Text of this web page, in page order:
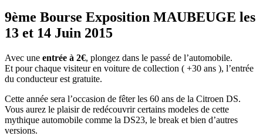
9ème Bourse Exposition MAUBEUGE les
13 et 14 Juin 2015
Avec une entrée à 2€, plongez dans le passé de l’automobile.
Et pour chaque visiteur en voiture de collection ( +30 ans ), l’entrée
du conducteur est gratuite.
Cette année sera l’occasion de fêter les 60 ans de la Citroen DS.
Vous aurez le plaisir de redécouvrir certains modeles de cette
mythique automobile comme la DS23, le break et bien d’autres
versions.